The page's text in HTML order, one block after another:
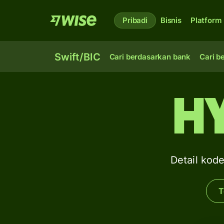
Pribadi Bisnis Platform
Swift/BIC Cari berdasarkan bank Cari
Detail